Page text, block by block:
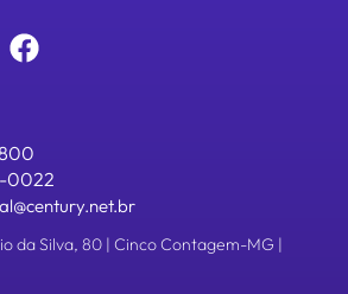
0022
da Silva, 80 | Cinco Contagem-MG |